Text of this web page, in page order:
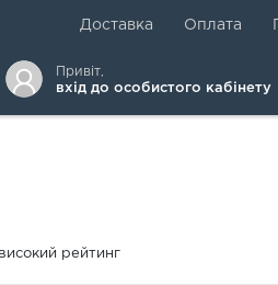
Доставка Оплата
Привіт,
вхід до особистого кабінету
високий рейтинг